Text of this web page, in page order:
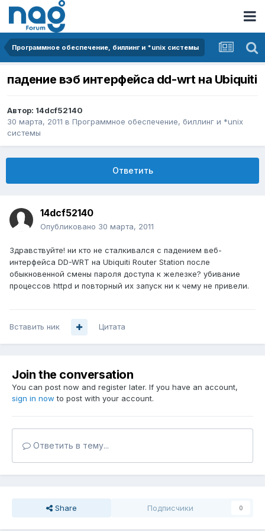
Программное обеспечение, биллинг и *unix системы
падение вэб интерфейса dd-wrt на Ubiquiti
Автор: 14dcf52140
30 марта, 2011 в Программное обеспечение, биллинг и *unix
системы
Ответить
14dcf52140
Опубликовано 30 марта, 2011
Здравствуйте! ни кто не сталкивался с падением веб-
интерфейса DD-WRT на Ubiquiti Router Station после
обыкновенной смены пароля доступа к железке? убивание
процессов httpd и повторный их запуск ни к чему не привели.
Вставить ник Цитата
Join the conversation
You can post now and register later. If you have an account,
sign in now to post with your account.
Ответить в тему...
Share Подписчики 0